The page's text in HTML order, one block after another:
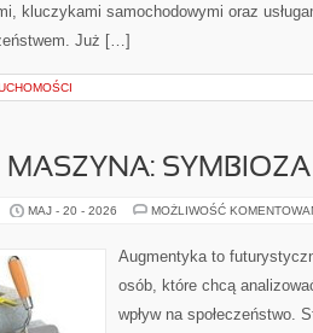
kluczykami samochodowymi oraz
Już […]
SYMBIOZA
MAJ - 20 - 2026 MOŻLIWOŚĆ
Augmentyka to
osób, które chcą
wpływ na społeczeństwo.